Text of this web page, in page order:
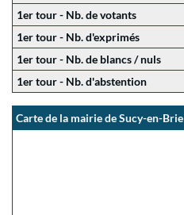
1er tour - Nb. de votants
1er tour - Nb. d'exprimés
1er tour - Nb. de blancs / nuls
1er tour - Nb. d'abstention
Carte de la mairie de Sucy-en-Brie